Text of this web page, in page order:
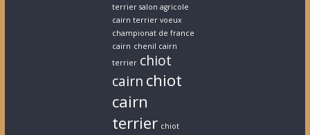
terrier salon agricole
cairn terrier voeux
championat de france
cairn chenil cairn
terrier chiot
cairn chiot
cairn
terrier chiot